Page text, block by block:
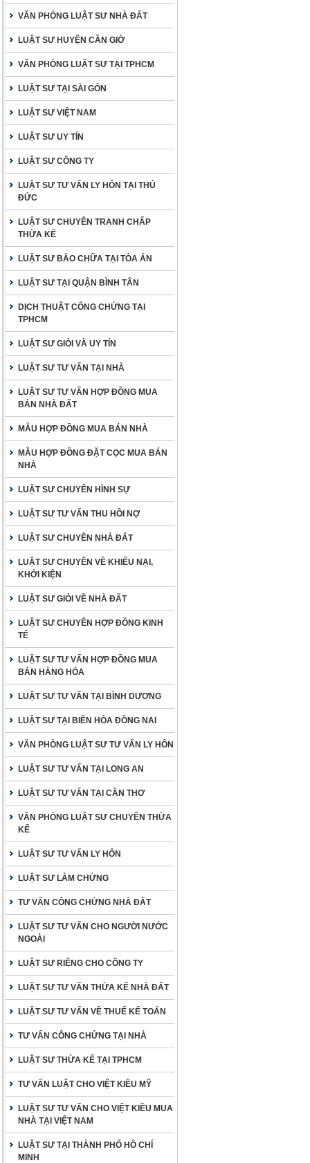
VĂN PHÒNG LUẬT SƯ NHÀ ĐẤT
LUẬT SƯ HUYỆN CẦN GIỜ
VĂN PHÒNG LUẬT SƯ TẠI TPHCM
LUẬT SƯ TẠI SÀI GÒN
LUẬT SƯ VIỆT NAM
LUẬT SƯ UY TÍN
LUẬT SƯ CÔNG TY
LUẬT SƯ TƯ VẤN LY HÔN TẠI THỦ
ĐỨC
LUẬT SƯ CHUYÊN TRANH CHẤP
THỪA KẾ
LUẬT SƯ BÀO CHỮA TẠI TÒA ÁN
LUẬT SƯ TẠI QUẬN BÌNH TÂN
DỊCH THUẬT CÔNG CHỨNG TẠI
TPHCM
LUẬT SƯ GIỎI VÀ UY TÍN
LUẬT SƯ TƯ VẤN TẠI NHÀ
LUẬT SƯ TƯ VẤN HỢP ĐỒNG MUA
BÁN NHÀ ĐẤT
MẪU HỢP ĐỒNG MUA BÁN NHÀ
MẪU HỢP ĐỒNG ĐẶT CỌC MUA BÁN
NHÀ
LUẬT SƯ CHUYÊN HÌNH SỰ
LUẬT SƯ TƯ VẤN THU HỒI NỢ
LUẬT SƯ CHUYÊN NHÀ ĐẤT
LUẬT SƯ CHUYÊN VỀ KHIẾU NẠI,
KHỞI KIỆN
LUẬT SƯ GIỎI VỀ NHÀ ĐẤT
LUẬT SƯ CHUYÊN HỢP ĐỒNG KINH
TẾ
LUẬT SƯ TƯ VẤN HỢP ĐỒNG MUA
BÁN HÀNG HÓA
LUẬT SƯ TƯ VẤN TẠI BÌNH DƯƠNG
LUẬT SƯ TẠI BIÊN HÒA ĐỒNG NAI
VĂN PHÒNG LUẬT SƯ TƯ VẤN LY HÔN
LUẬT SƯ TƯ VẤN TẠI LONG AN
LUẬT SƯ TƯ VẤN TẠI CẦN THƠ
VĂN PHÒNG LUẬT SƯ CHUYÊN THỪA
KẾ
LUẬT SƯ TƯ VẤN LY HÔN
LUẬT SƯ LÀM CHỨNG
TƯ VẤN CÔNG CHỨNG NHÀ ĐẤT
LUẬT SƯ TƯ VẤN CHO NGƯỜI NƯỚC
NGOÀI
LUẬT SƯ RIÊNG CHO CÔNG TY
LUẬT SƯ TƯ VẤN THỪA KẾ NHÀ ĐẤT
LUẬT SƯ TƯ VẤN VỀ THUẾ KẾ TOÁN
TƯ VẤN CÔNG CHỨNG TẠI NHÀ
LUẬT SƯ THỪA KẾ TẠI TPHCM
TƯ VẤN LUẬT CHO VIỆT KIỀU MỸ
LUẬT SƯ TƯ VẤN CHO VIỆT KIỀU MUA
NHÀ TẠI VIỆT NAM
LUẬT SƯ TẠI THÀNH PHỐ HỒ CHÍ
MINH